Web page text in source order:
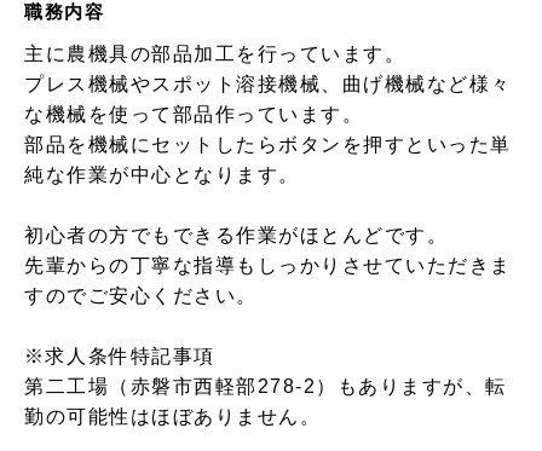
職務内容
主に農機具の部品加工を行っています。
プレス機械やスポット溶接機械、曲げ機械など様々
な機械を使って部品作っています。
部品を機械にセットしたらボタンを押すといった単
純な作業が中心となります。
初心者の方でもできる作業がほとんどです。
先輩からの丁寧な指導もしっかりさせていただきま
すのでご安心ください。
※求人条件特記事項
第二工場（赤磐市西軽部278-2）もありますが、転
勤の可能性はほぼありません。